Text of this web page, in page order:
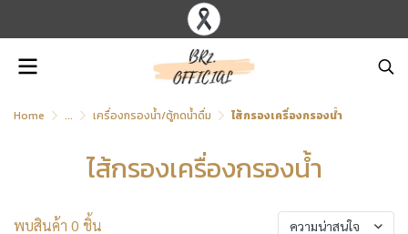
Home ... เครื่องกรองน้ำ/ตู้กดน้ำดื่ม ไส้กรองเครื่องกรองน้ำ
ไส้กรองเครื่องกรองน้ำ
พบสินค้า 0 ชิ้น ความน่าสนใจ